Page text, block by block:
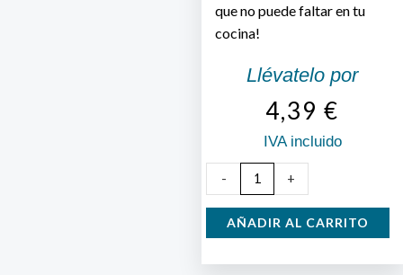
que no puede faltar en tu
cocina!
Llévatelo por
4,39 €
IVA incluido
-
Tomate
Kisag
+
AÑADIR AL CARRITO